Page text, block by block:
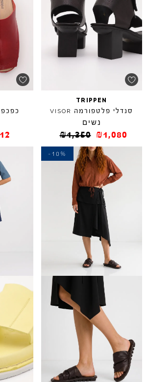
TRIPPEN
סנדלי פלטפורמה VISOR
נשים
₪1,350 ₪1,080
-10%